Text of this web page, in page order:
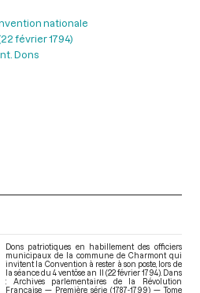
nationale
février 1794)
Dons
Dons patriotiques en habillement des officiers
municipaux de la commune de Charmont qui
invitent la Convention à rester à son poste, lors de
la séance du 4 ventôse an II (22 février 1794). Dans
: Archives parlementaires de la Révolution
Française — Première série (1787-1799) — Tome